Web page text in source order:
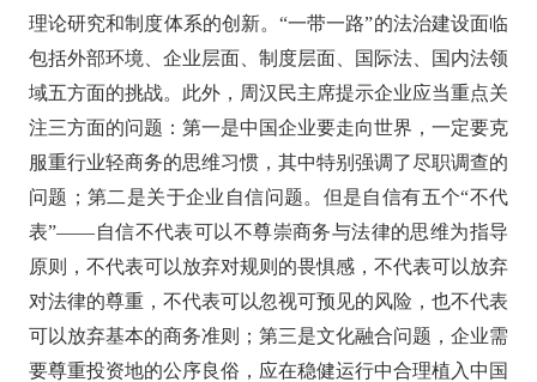
理论研究和制度体系的创新。“一带一路”的法治建设面临
包括外部环境、企业层面、制度层面、国际法、国内法领
域五方面的挑战。 此外 ， 周汉民主席提示企业应当重点关
注三方面的问题 ：第一是中国企业要走向世界，一定要克
服重行业轻商务的思维习惯，其中特别强调了尽职调查的
问题； 第二是关于企业 自信问题。 但是自信有五个“不代
表”——自信不代表可以不尊崇商务与法律的思维为指导
原则，不代表可以放弃对规则的畏惧感，不代表可以放弃
对法律的尊重，不代表可以忽视可预见的风险，也不代表
可以放弃基本的商务准则
； 第三是文化融合问题，企业需
要尊重投资地的公序良俗， 应在稳健运行中合理植入中国